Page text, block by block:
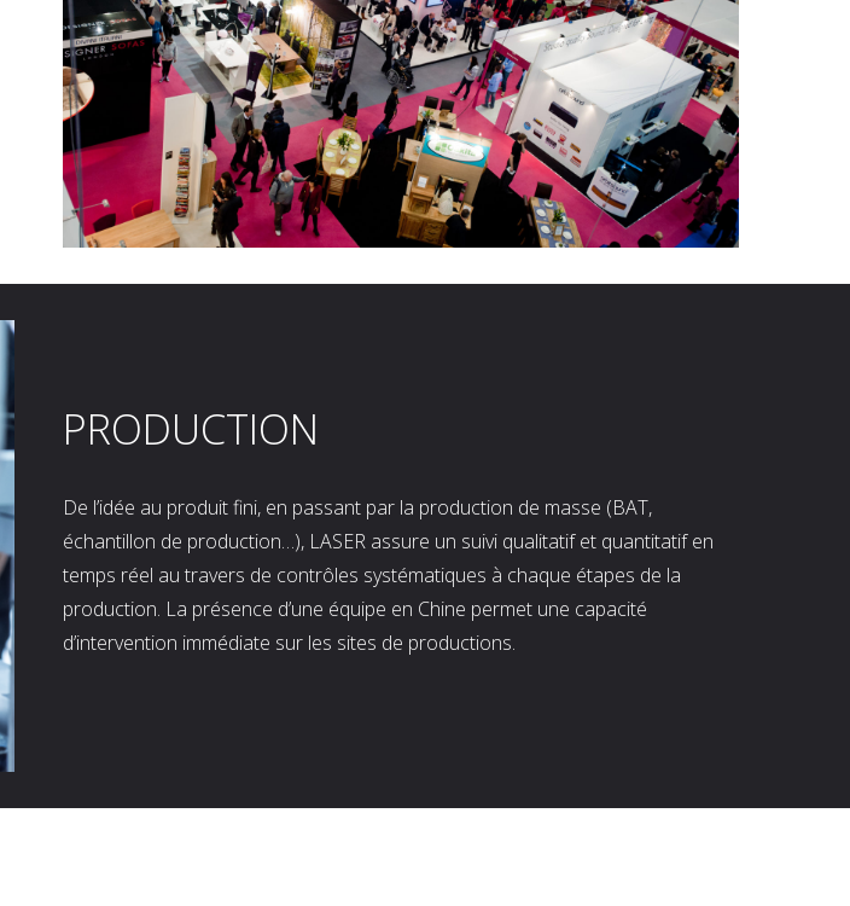
PRODUCTION
De l’idée au produit fini, en passant par la production de masse (BAT,
échantillon de production…), LASER assure un suivi qualitatif et quantitatif en
temps réel au travers de contrôles systématiques à chaque étapes de la
production. La présence d’une équipe en Chine permet une capacité
d’intervention immédiate sur les sites de productions.